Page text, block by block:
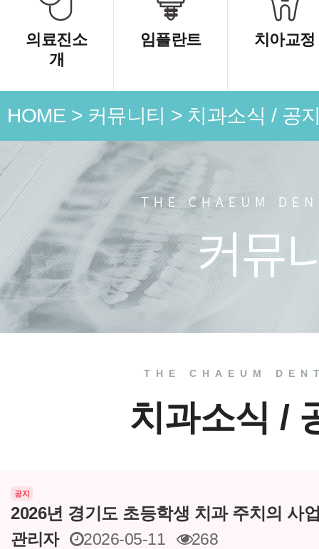
의료진소
개
임플란트 치아교정
HOME > 커뮤니티 > 치과소식 / 공
치료 전
THE CHAEUM
치과소식 /
공지
2026년 경기도 초등학생 치과 주치의 사
관리자
2026-05-11 268